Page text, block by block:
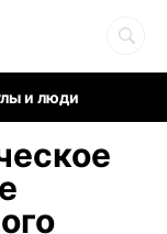
и люди